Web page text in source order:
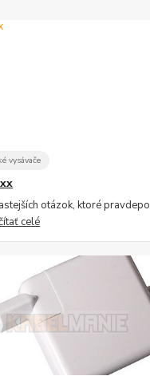
vysávače
otázok, ktoré
celé